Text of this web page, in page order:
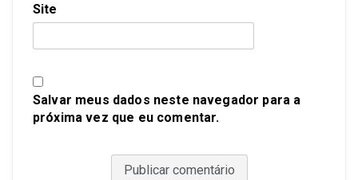
Site
Salvar meus dados neste navegador para a
próxima vez que eu comentar.